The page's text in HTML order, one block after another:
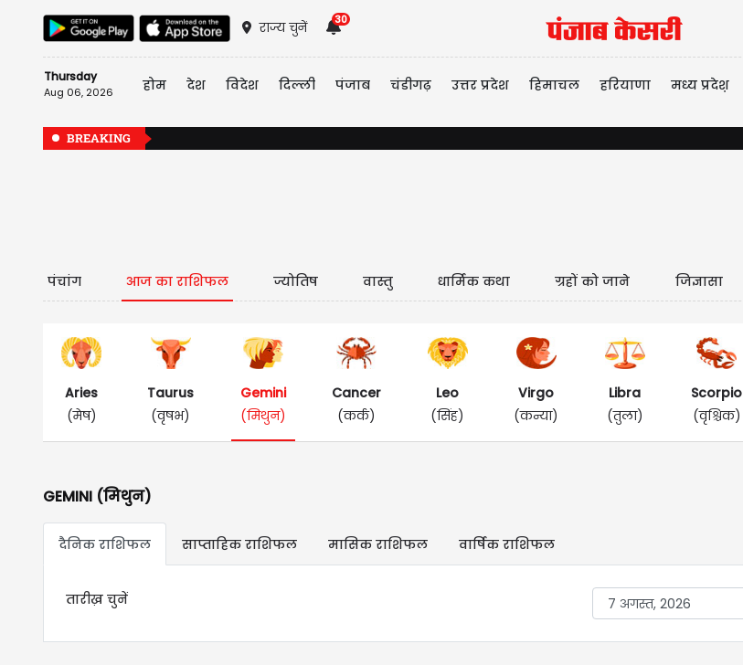
राज्य चुनें
30
Thursday
Aug 06, 2026 होम देश विदेश दिल्ली पंजाब चंडीगढ़ उत्तर प्रदेश हिमाचल हरियाणा मध्य प्रदेश़
BREAKING
पंचांग आज का राशिफल ज्योतिष वास्तु धार्मिक कथा ग्रहों को जाने जिज्ञासा
Aries
(मेष)
Taurus
(वृषभ)
Gemini
(मिथुन)
Cancer
(कर्क)
Leo
(सिंह)
Virgo
(कन्या)
Libra
(तुला)
Scorpio
(वृश्चिक)
GEMINI (मिथुन)
दैनिक राशिफल साप्ताहिक राशिफल मासिक राशिफल वार्षिक राशिफल
तारीख़ चुनें